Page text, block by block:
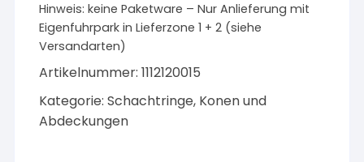
LW
610
mit
Lüftung
Menge
Hinweis:keine Paketware – Nur Anlieferung mit
Eigenfuhrpark in Lieferzone 1 + 2 (siehe
Versandarten)
Artikelnummer:1112120015
Kategorie:Schachtringe, Konen und
Abdeckungen